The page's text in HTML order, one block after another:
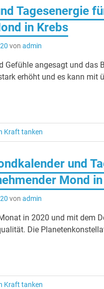
Tagesenergie
in Krebs
von admin
Gefühle angesagt und
erhöht und es kann mit
Kraft tanken
und
Mond
von admin
in 2020 und mit dem
Die
Kraft tanken